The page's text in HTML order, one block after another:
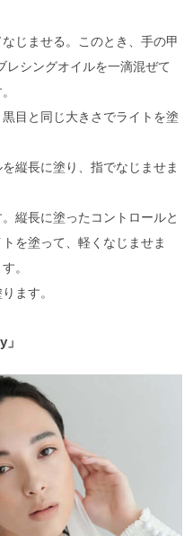
じませる。このとき、手の甲
レシングオイルを一滴混ぜて
目と同じ大きさでライトを塗
縦長に塗り、指でなじませま
縦長に塗ったコントロールと
を塗って、軽くなじませま
。
ます。